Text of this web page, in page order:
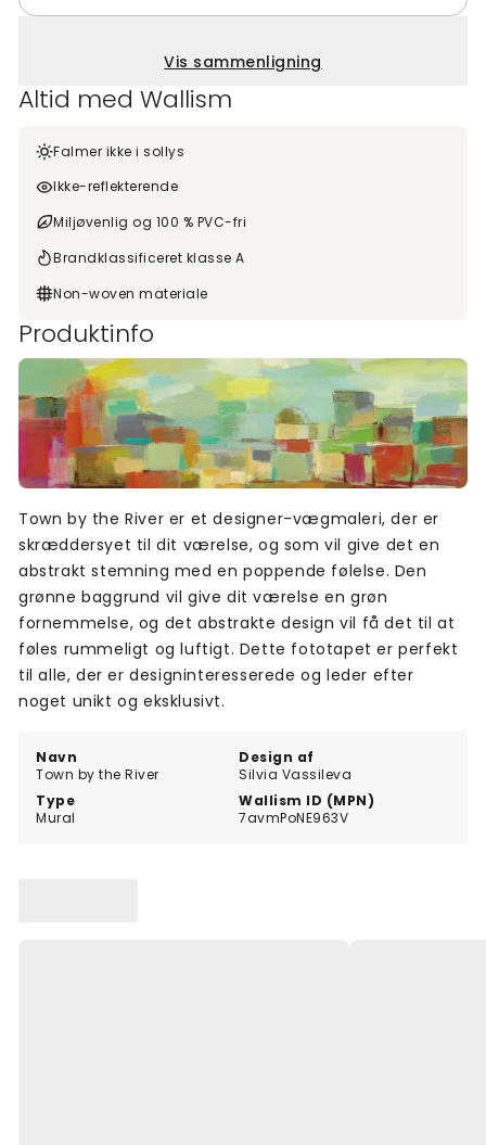
Vis sammenligning
Altid med Wallism
Falmer ikke i sollys
Ikke-reflekterende
Miljøvenlig og 100 % PVC-fri
Brandklassificeret klasse A
Non-woven materiale
Produktinfo
Navn
Town by the River
Design af
Silvia Vassileva
Type
Mural
Wallism ID (MPN)
7avmPoNE963V
Town by the River er et designer-vægmaleri, der er
skræddersyet til dit værelse, og som vil give det en
abstrakt stemning med en poppende følelse. Den
grønne baggrund vil give dit værelse en grøn
fornemmelse, og det abstrakte design vil få det til at
føles rummeligt og luftigt. Dette fototapet er perfekt
til alle, der er designinteresserede og leder efter
noget unikt og eksklusivt.